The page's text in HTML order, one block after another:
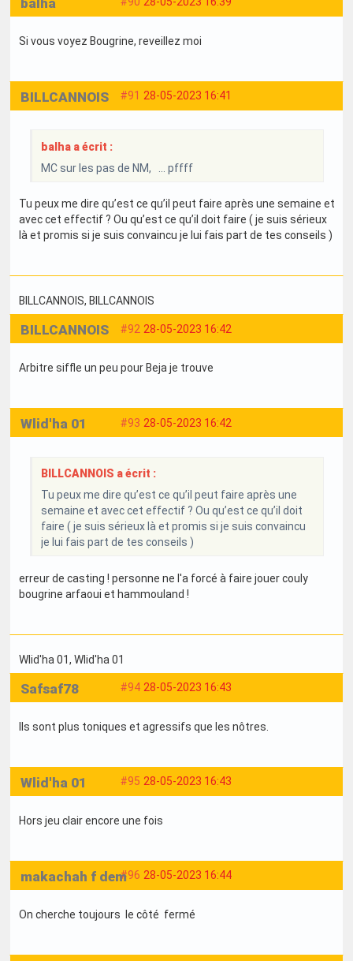
Si vous voyez Bougrine, reveillez moi
#91 28-05-2023 16:41
BILLCANNOIS
balha a écrit :
MC sur les pas de NM, ... pffff
Tu peux me dire qu’est ce qu’il peut faire après une semaine et
avec cet effectif ? Ou qu’est ce qu’il doit faire ( je suis sérieux
là et promis si je suis convaincu je lui fais part de tes conseils )
BILLCANNOIS, BILLCANNOIS
#92 28-05-2023 16:42
BILLCANNOIS
Arbitre siffle un peu pour Beja je trouve
#93 28-05-2023 16:42
Wlid'ha 01
BILLCANNOIS a écrit :
Tu peux me dire qu’est ce qu’il peut faire après une
semaine et avec cet effectif ? Ou qu’est ce qu’il doit
faire ( je suis sérieux là et promis si je suis convaincu
je lui fais part de tes conseils )
erreur de casting ! personne ne l'a forcé à faire jouer couly
bougrine arfaoui et hammouland !
Wlid'ha 01, Wlid'ha 01
#94 28-05-2023 16:43
Safsaf78
Ils sont plus toniques et agressifs que les nôtres.
#95 28-05-2023 16:43
Wlid'ha 01
Hors jeu clair encore une fois
#96 28-05-2023 16:44
makachah f dem
On cherche toujours le côté fermé